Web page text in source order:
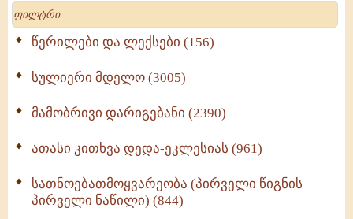
Search
წერილები და ლექსები (156)
სულიერი მდელო (3005)
მამობრივი დარიგებანი (2390)
ათასი კითხვა დედა-ეკლესიას (961)
სათნოებათმოყვარეობა (პირველი წიგნის
პირველი ნაწილი) (844)